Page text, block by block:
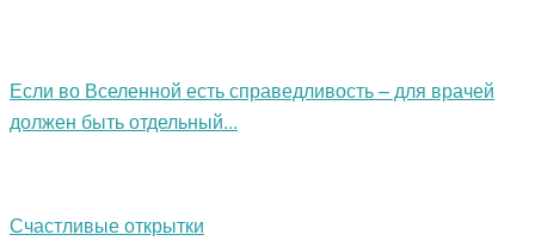
Если во Вселенной есть справедливость – для врачей
должен быть отдельный...
Счастливые открытки